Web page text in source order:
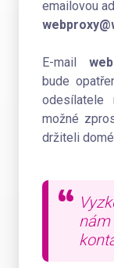
emailovou
E-mail
bude
odesílatele
možné
držiteli
nám